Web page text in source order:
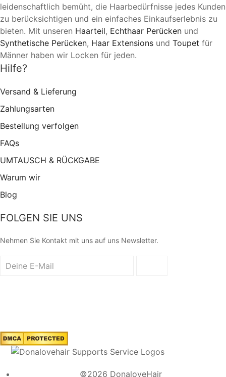
leidenschaftlich bemüht, die Haarbedürfnisse jedes Kunden
zu berücksichtigen und ein einfaches Einkaufserlebnis zu
bieten. Mit unseren Haarteil, Echthaar Perücken und
Synthetische Perücken, Haar Extensions und Toupet für
Männer haben wir Locken für jeden.
Hilfe?
Versand & Lieferung
Zahlungsarten
Bestellung verfolgen
FAQs
UMTAUSCH & RÜCKGABE
Warum wir
Blog
FOLGEN SIE UNS
Nehmen Sie Kontakt mit uns auf uns Newsletter.
©2026 DonaloveHair